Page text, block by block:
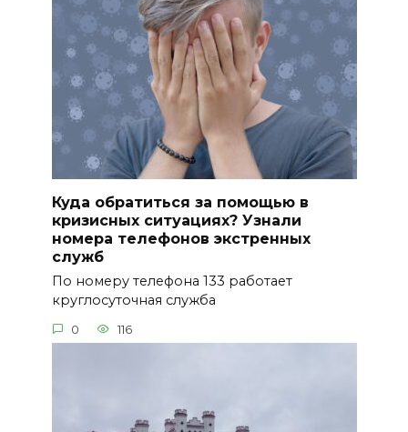
Куда обратиться за помощью в
кризисных ситуациях? Узнали
номера телефонов экстренных
служб
По номеру телефона 133 работает
круглосуточная служба
0 116